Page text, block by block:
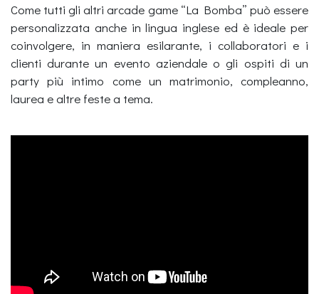
Come tutti gli altri arcade game “La Bomba” può essere
personalizzata anche in lingua inglese ed è ideale per
coinvolgere, in maniera esilarante, i collaboratori e i
clienti durante un evento aziendale o gli ospiti di un
party più intimo come un matrimonio, compleanno,
laurea e altre feste a tema.